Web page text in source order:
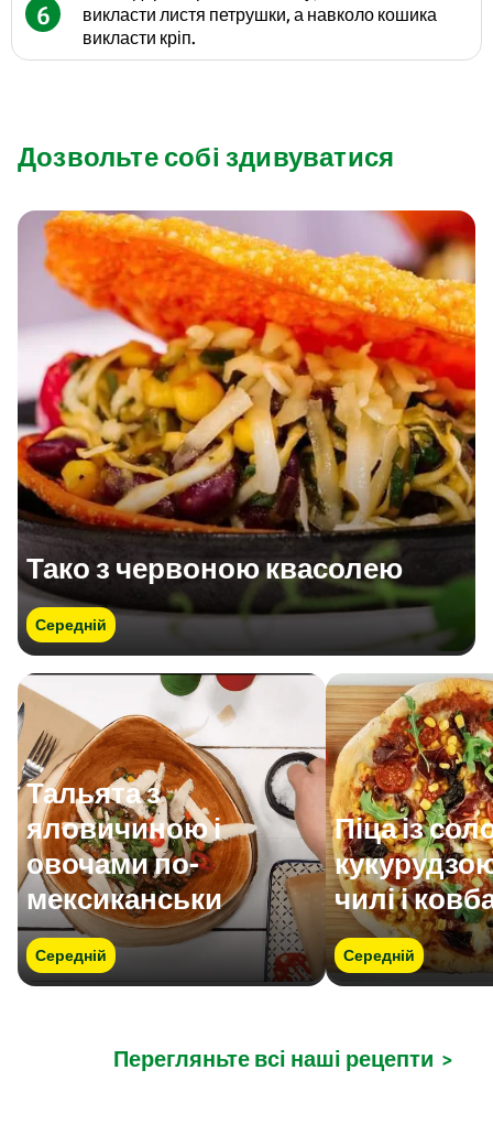
6
викласти листя петрушки, а навколо кошика
викласти кріп.
Дозвольте собі здивуватися
Тако з червоною квасолею
Середній
Тальята з
яловичиною і
овочами по-
мексиканськи
Середній
Піца із
чилі і
Середній
Перегляньте всі наші рецепти >